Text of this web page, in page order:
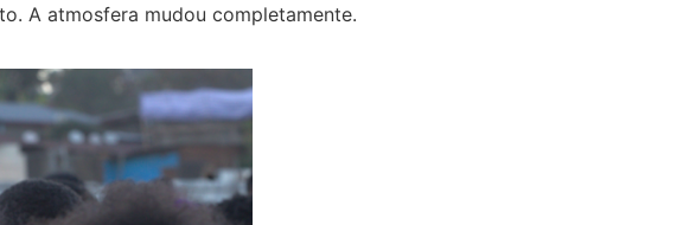
A atmosfera mudou completamente.